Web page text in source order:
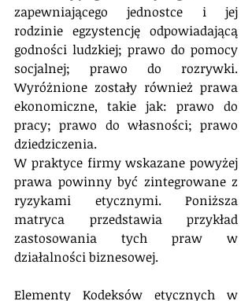
zapewniającego jednostce i jej
rodzinie egzystencję odpowiadającą
godności ludzkiej; prawo do pomocy
socjalnej; prawo do rozrywki.
Wyróżnione zostały również prawa
ekonomiczne, takie jak: prawo do
pracy; prawo do własności; prawo
dziedziczenia.
W praktyce firmy wskazane powyżej
prawa powinny być zintegrowane z
ryzykami etycznymi. Poniższa
matryca przedstawia przykład
zastosowania tych praw w
działalności biznesowej.
Elementy Kodeksów etycznych w